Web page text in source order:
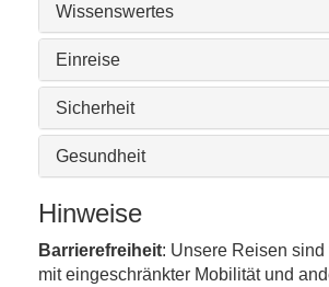
Wissenswertes
Einreise
Sicherheit
Gesundheit
Hinweise
Barrierefreiheit: Unsere Reisen sind
mit eingeschränkter Mobilität und